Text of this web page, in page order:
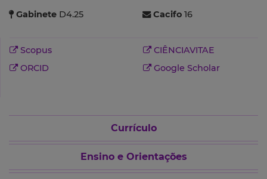
Gabinete D4.25 Cacifo 16
Scopus
CIÊNCIAVITAE
ORCID
Google Scholar
Currículo
Ensino e Orientações